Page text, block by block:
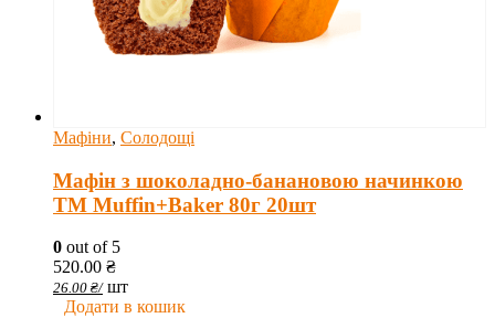
Мафіни, Солодощі
Мафін з шоколадно-банановою начинкою
ТМ Muffin+Baker 80г 20шт
0 out of 5
520.00 ₴
26.00 ₴/ шт
Додати в кошик